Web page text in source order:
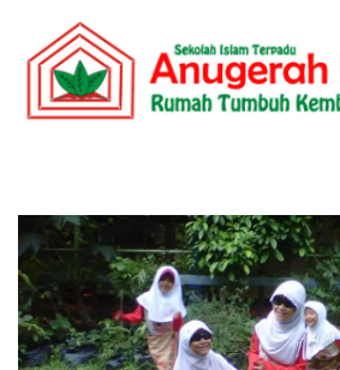
content
(Press